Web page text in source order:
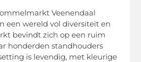
Veenendaal
een wereld vol diversiteit en
bevindt zich op een ruim
honderden standhouders
is levendig, met kleurige